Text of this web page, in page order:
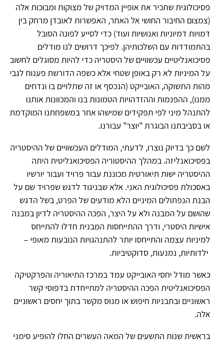
פסיכולוגית שתכיר את אופיין המדויק של מצוקות ומבוכות אלה
(צמצום החיבור החושי אל האחר, האפשרות לאובדן מרחק בין
דמויות דמיוניות ואנושיות ועוד) כדי לסייע לפונה הסובל
בהתמודדות עם השלכותיהן. לפיכך דרושים לנו מודלים
פסיכואנליטיים עכשוויים של היסטריה כדי להיות מסוגלים לחשוב
על המיניות לא רק באופן שטחי אלא כשפה הדורשת פענוח לגבי
מהות התשוקה, האובייקט (הנכסף או זה שתלויים בו ונדחים
ממנו), ההפנמות וההזדהויות הטמונות בנו והמכוונות אותנו
להתנהל מיני לפי תפקידים שמישהו אחר במשפחתנו המוקדמת
או בסביבתנו הבוגרת "יוצר" עבורנו.
לשם כך בדיוק נוצרו, לדעתי, המודלים העכשוויים של ההיסטריה
בפסיכואנליזה. במהלך ההיסטוריה הפסיכואנליטית היתה
ההיסטריה ישות תיאורטית מכוננת עבור פרויד ועבור יורשיו
באסכולת פסיכולוגית האני. אלא שבניגוד לדגש שפרויד שם על
הבנת הנפתולים המיניים הלא מודעים של הפרט, בשל הדגש
שהושם על המבנה ולא על היצר, הפכה ההיסטריה לדיון במבנה
אישיות היסטרי, ודרך ההתייחסות המִבנית חדלו להתייחס
למיניות עצמה והתייחסו יותר להתנהגויות הנובעות מאופי –
ילדותיות, נמנעות, סדוקטיביות.
כאשר מודל יחסי האובייקט עמד במרכז התיאוריה והפרקטיקה
הפסיכואנליטית הפכה ההיסטריה למתייחדת בדפוסי קשר
ראשוניים ובתבניות חיפוש או מנוס מקשר בתוך יחסים ראשוניים
אלה.
בראשית שנות התשעים של המאה העשרים החלו להופיע סימני